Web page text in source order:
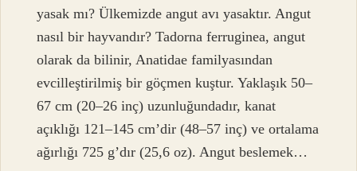
yasak mı? Ülkemizde angut avı yasaktır. Angut
nasıl bir hayvandır? Tadorna ferruginea, angut
olarak da bilinir, Anatidae familyasından
evcilleştirilmiş bir göçmen kuştur. Yaklaşık 50–
67 cm (20–26 inç) uzunluğundadır, kanat
açıklığı 121–145 cm’dir (48–57 inç) ve ortalama
ağırlığı 725 g’dır (25,6 oz). Angut beslemek…